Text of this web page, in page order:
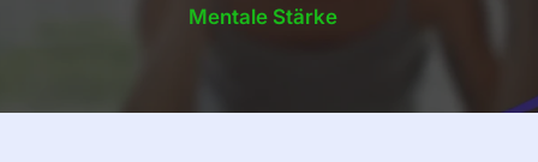
Mentale Stärke